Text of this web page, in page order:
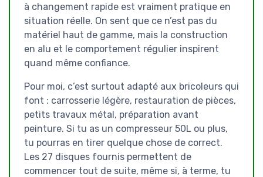
à changement rapide est vraiment pratique en
situation réelle. On sent que ce n’est pas du
matériel haut de gamme, mais la construction
en alu et le comportement régulier inspirent
quand même confiance.
Pour moi, c’est surtout adapté aux bricoleurs qui
font : carrosserie légère, restauration de pièces,
petits travaux métal, préparation avant
peinture. Si tu as un compresseur 50L ou plus,
tu pourras en tirer quelque chose de correct.
Les 27 disques fournis permettent de
commencer tout de suite, même si, à terme, tu